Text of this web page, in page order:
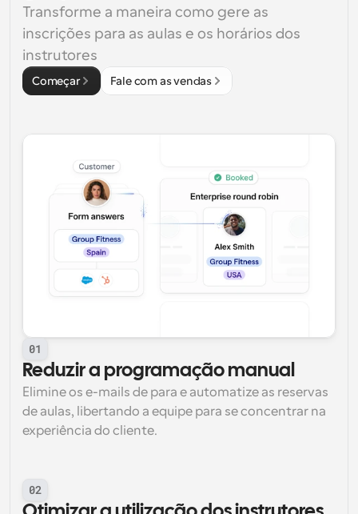
Transforme a maneira como gere as
inscrições para as aulas e os horários dos
instrutores
Começar Fale com as vendas
01
Reduzir a programação manual
Elimine os e-mails de para e automatize as reservas
de aulas, libertando a equipe para se concentrar na
experiência do cliente.
02